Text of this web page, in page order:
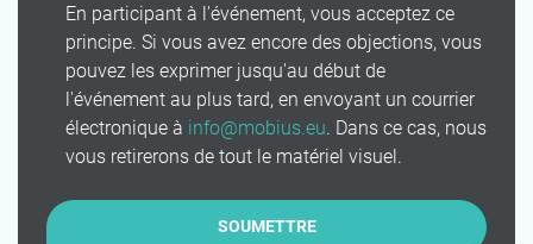
En participant à l'événement, vous acceptez ce
principe. Si vous avez encore des objections, vous
pouvez les exprimer jusqu'au début de
l'événement au plus tard, en envoyant un courrier
électronique à info@mobius.eu. Dans ce cas, nous
vous retirerons de tout le matériel visuel.